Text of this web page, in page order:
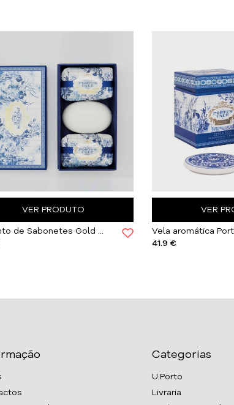
VER PRODUTO
Conjunto de Sabonetes Gold & Blue
VER
41.9 €
Categorias
U.Porto
Livraria